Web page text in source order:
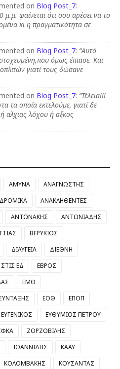
on Blog Post_7:
φαίνεται ότι σου αρέσει να το
κι η πραγματικότητα σε
on Blog Post_7: “Αυτό
όμως έπιασε. Και
γιατί τους δώσανε
on Blog Post_7: “Τέλεια!!!
τα οποία εκτελούμε, γιατί δε
ή αλχιας λόχου ή αξκος
ΑΜΥΝΑ
ΑΝΑΓΝΩΣΤΗΣ
ΑΝΑΚΛΗΘΕΝΤΕΣ
ΑΝΤΩΝΑΚΗΣ
ΑΝΤΩΝΙΑΔΗΣ
ΒΕΡΥΚΙΟΣ
ΔΙΑΥΓΕΙΑ
ΔΙΕΘΝΗ
ΕΔ
ΕΒΡΟΣ
ΕΜΘ
ΕΟΘ
ΕΠΟΠ
ΕΥΓΕΝΙΚΟΣ
ΕΥΘΥΜΙΟΣ ΠΕΤΡΟΥ
ΖΟΡΖΟΒΙΛΗΣ
ΙΩΑΝΝΙΔΗΣ
ΚΑΑΥ
ΚΟΛΟΜΒΑΚΗΣ
ΚΟΥΣΑΝΤΑΣ